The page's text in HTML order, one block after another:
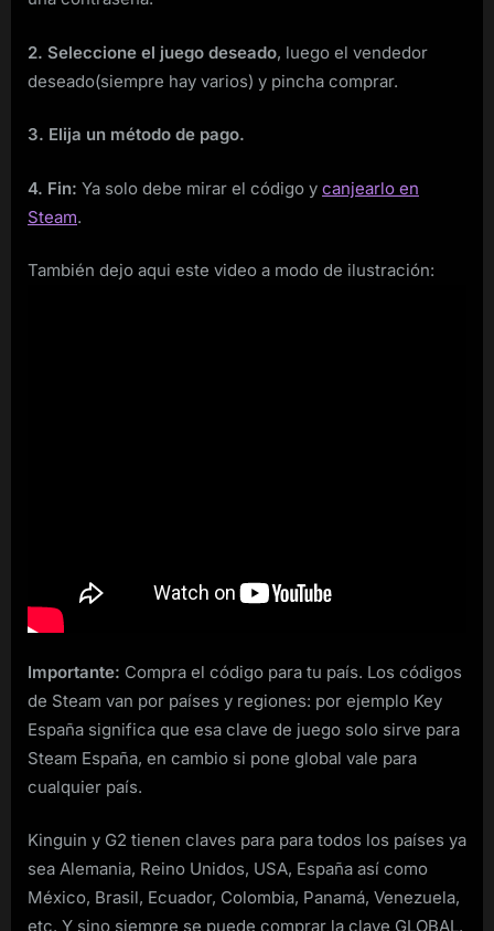
2. Seleccione el juego deseado, luego el vendedor
deseado(siempre hay varios) y pincha comprar.
3. Elija un método de pago.
4. Fin: Ya solo debe mirar el código y canjearlo en
Steam.
También dejo aqui este video a modo de ilustración:
Importante: Compra el código para tu país. Los códigos
de Steam van por países y regiones: por ejemplo Key
España significa que esa clave de juego solo sirve para
Steam España, en cambio si pone global vale para
cualquier país.
Kinguin y G2 tienen claves para para todos los países ya
sea Alemania, Reino Unidos, USA, España así como
México, Brasil, Ecuador, Colombia, Panamá, Venezuela,
etc. Y sino siempre se puede comprar la clave GLOBAL.